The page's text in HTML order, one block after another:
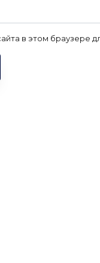
в этом браузере